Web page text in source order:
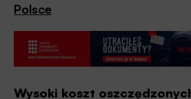
Polsce
Wysoki koszt